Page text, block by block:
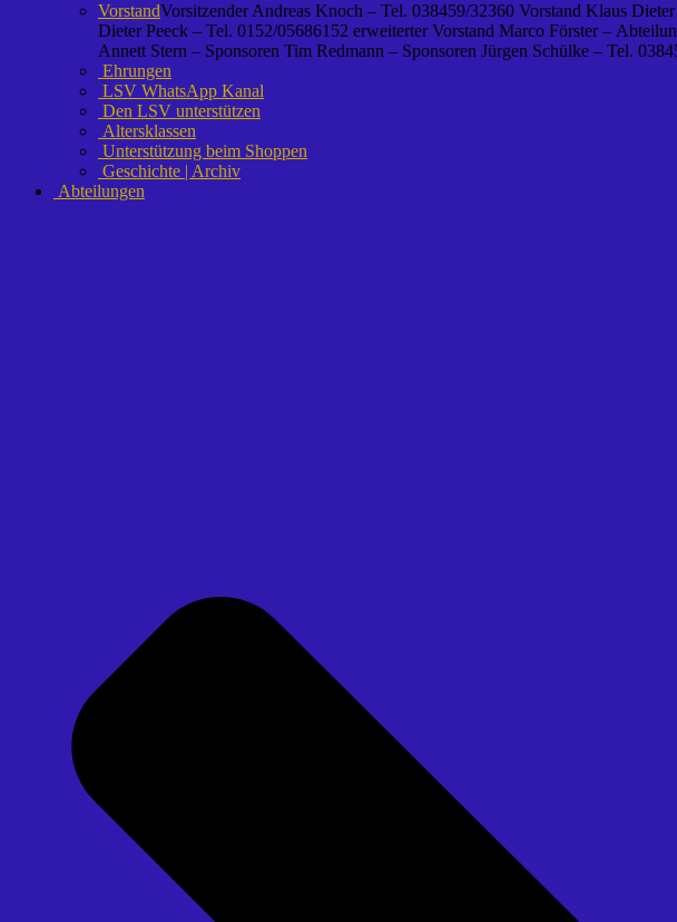
VorstandVorsitzender Andreas Knoch – Tel. 038459/32360 Vorstand Klaus
Dieter Peeck – Tel. 0152/05686152 erweiterter Vorstand Marco Förster –
Annett Stern – Sponsoren Tim Redmann – Sponsoren Jürgen Schülke – Tel.
Ehrungen
LSV WhatsApp Kanal
Den LSV unterstützen
Altersklassen
Unterstützung beim Shoppen
Geschichte | Archiv
Abteilungen